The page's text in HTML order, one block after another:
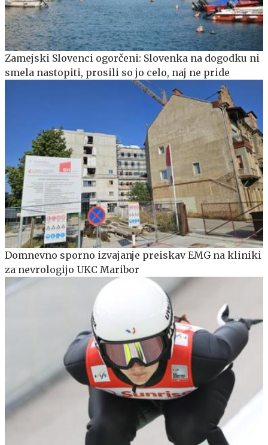
Zamejski Slovenci ogorčeni: Slovenka na dogodku ni
smela nastopiti, prosili so jo celo, naj ne pride
Domnevno sporno izvajanje preiskav EMG na kliniki
za nevrologijo UKC Maribor